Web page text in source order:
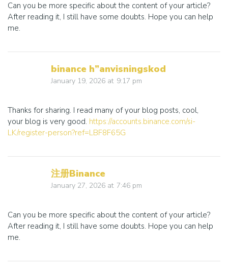
Can you be more specific about the content of your article?
After reading it, I still have some doubts. Hope you can help
me.
binance h”anvisningskod
January 19, 2026 at 9:17 pm
Thanks for sharing. I read many of your blog posts, cool,
your blog is very good. https://accounts.binance.com/si-
LK/register-person?ref=LBF8F65G
注册Binance
January 27, 2026 at 7:46 pm
Can you be more specific about the content of your article?
After reading it, I still have some doubts. Hope you can help
me.